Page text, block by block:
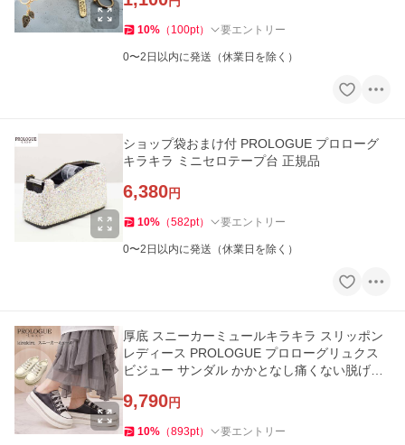
10% （ 100pt） 要エントリー
0〜2日以内に発送（休業日を除く）
ショップ袋おまけ付 PROLOGUE プロローグ
キラキラ ミニセロテープ台 正規品
6,380円
10% （582pt） 要エントリー
0〜2日以内に発送（休業日を除く）
厚底 スニーカーミュールキラキラ スリッポン
レディース PROLOGUE プロローグリュクス
ビジュー サンダル かかとなし痛くない脱げに
9,790円
10% （893pt） 要エントリー